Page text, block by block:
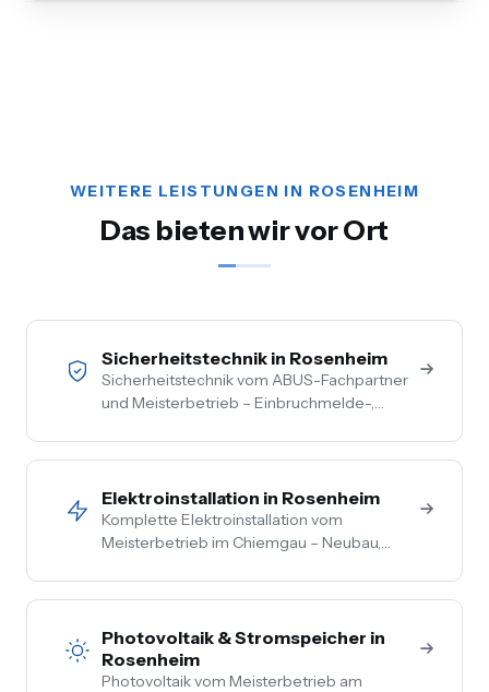
WEITERE LEISTUNGEN IN ROSENHEIM
Das bieten wir vor Ort
Sicherheitstechnik in Rosenheim
Sicherheitstechnik vom ABUS-Fachpartner
und Meisterbetrieb – Einbruchmelde-,
Gewerbekunden im Chiemgau. Kostenlose
Begehung.
Elektroinstallation in Rosenheim
Komplette Elektroinstallation vom
Meisterbetrieb im Chiemgau – Neubau,
zur Steckdose aus einer Hand. Festpreis
Photovoltaik & Stromspeicher in
Rosenheim
Photovoltaik vom Meisterbetrieb am